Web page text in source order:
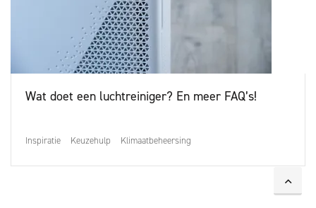
Wat doet een luchtreiniger? En meer FAQ’s!
Inspiratie Keuzehulp Klimaatbeheersing